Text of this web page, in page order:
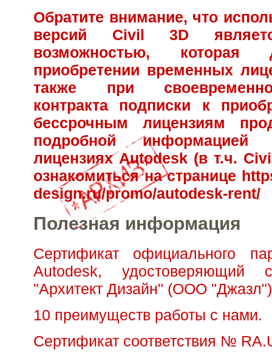
Обратите внимание, что
версий Civil 3D
возможностью, которая
приобретении временных
также при
контракта подписки к
бессрочным лицензиям
подробной
лицензиях Autodesk (в т.ч.
ознакомиться на странице
design.ru/promo/autodesk-rent/
Полезная информация
Сертификат официального
Autodesk, удостоверяющий
"Архитект Дизайн" (ООО "Джазл")
10 преимуществ работы с нами.
Сертификат соответствия №